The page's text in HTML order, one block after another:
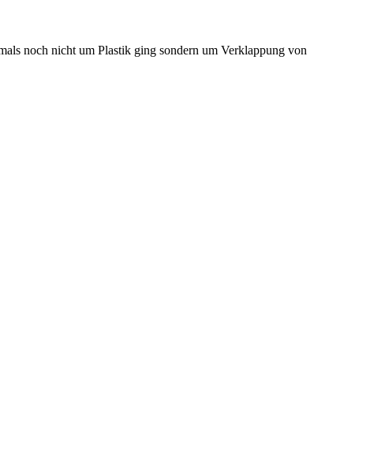
noch nicht um Plastik ging sondern um Verklappung von